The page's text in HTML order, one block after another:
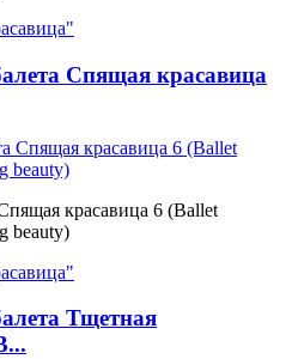
Спящая красавица
красавица 6 (Ballet
beauty)
Тщетная